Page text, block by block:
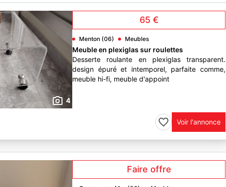
4
65 €
Menton (06) Meubles
Meuble en plexiglas sur roulettes
Desserte roulante en plexiglas transparent.
design épuré et intemporel, parfaite comme,
meuble hi-fi, meuble d'appoint
Voir l'annonce
Faire offre